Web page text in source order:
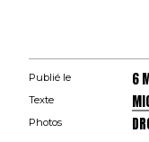
Publié le 6
Texte
Photos